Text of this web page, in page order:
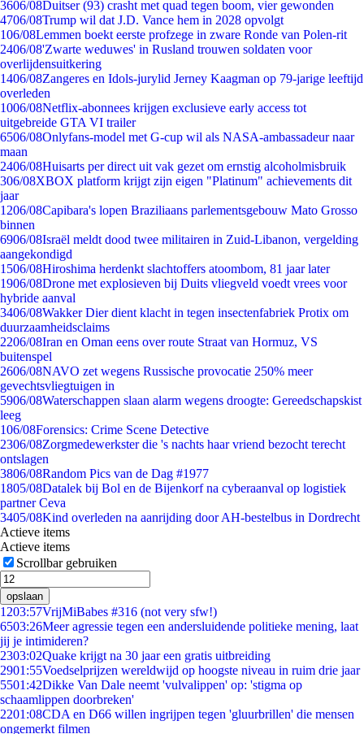
3606/08Duitser (93) crasht met quad tegen boom, vier gewonden
4706/08Trump wil dat J.D. Vance hem in 2028 opvolgt
106/08Lemmen boekt eerste profzege in zware Ronde van Polen-rit
2406/08'Zwarte weduwes' in Rusland trouwen soldaten voor
overlijdensuitkering
1406/08Zangeres en Idols-jurylid Jerney Kaagman op 79-jarige leeftijd
overleden
1006/08Netflix-abonnees krijgen exclusieve early access tot
uitgebreide GTA VI trailer
6506/08Onlyfans-model met G-cup wil als NASA-ambassadeur naar
maan
2406/08Huisarts per direct uit vak gezet om ernstig alcoholmisbruik
306/08XBOX platform krijgt zijn eigen "Platinum" achievements dit
jaar
1206/08Capibara's lopen Braziliaans parlementsgebouw Mato Grosso
binnen
6906/08Israël meldt dood twee militairen in Zuid-Libanon, vergelding
aangekondigd
1506/08Hiroshima herdenkt slachtoffers atoombom, 81 jaar later
1906/08Drone met explosieven bij Duits vliegveld voedt vrees voor
hybride aanval
3406/08Wakker Dier dient klacht in tegen insectenfabriek Protix om
duurzaamheidsclaims
2206/08Iran en Oman eens over route Straat van Hormuz, VS
buitenspel
2606/08NAVO zet wegens Russische provocatie 250% meer
gevechtsvliegtuigen in
5906/08Waterschappen slaan alarm wegens droogte: Gereedschapskist
leeg
106/08Forensics: Crime Scene Detective
2306/08Zorgmedewerkster die 's nachts haar vriend bezocht terecht
ontslagen
3806/08Random Pics van de Dag #1977
1805/08Datalek bij Bol en de Bijenkorf na cyberaanval op logistiek
partner Ceva
3405/08Kind overleden na aanrijding door AH-bestelbus in Dordrecht
Actieve items
Actieve items
Scrollbar gebruiken
opslaan
1203:57VrijMiBabes #316 (not very sfw!)
6503:26Meer agressie tegen een andersluidende politieke mening, laat
jij je intimideren?
2303:02Quake krijgt na 30 jaar een gratis uitbreiding
2901:55Voedselprijzen wereldwijd op hoogste niveau in ruim drie jaar
5501:42Dikke Van Dale neemt 'vulvalippen' op: 'stigma op
schaamlippen doorbreken'
2201:08CDA en D66 willen ingrijpen tegen 'gluurbrillen' die mensen
ongemerkt filmen